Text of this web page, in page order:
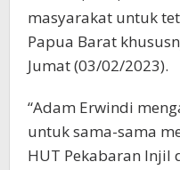
masyarakat untuk
Papua Barat
Jumat (03/02/2023).
“Adam Erwindi
untuk sama-sama
HUT Pekabaran Injil